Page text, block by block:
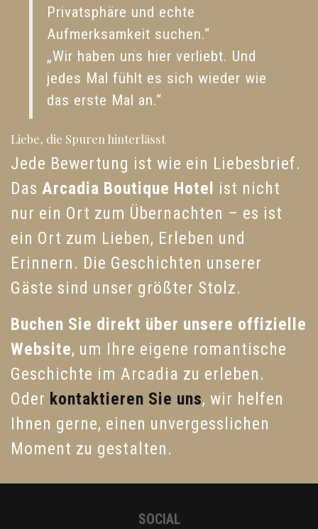
Privatsphäre und echte
Aufmerksamkeit suchen.“
„Wir haben uns hier verliebt. Und
jedes Mal fühlt es sich wieder wie
das erste Mal an.“
Liebe, die Spuren hinterlässt
Jede Bewertung ist wie ein Liebesbrief.
Das Arcadia Boutique Hotel
ist nicht
nur ein Ort zum Übernachten – es ist
ein Ort zum Lieben, Erleben und
Erinnern. Die Geschichten unserer
Gäste sind unser größter Stolz.
Buchen Sie direkt über unsere offizielle
Website, um Ihre eigene romantische
Geschichte im Arcadia zu erleben.
Oder kontaktieren Sie uns, wir helfen
Ihnen gerne, einen unvergesslichen
Moment zu gestalten.
SOCIAL